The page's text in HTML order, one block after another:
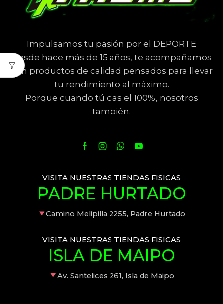
Impulsamos tu pasión por el DEPORTE
Desde hace más de 15 años, te acompañamos
con productos de calidad pensados para llevar
tu rendimiento al máximo.
Porque cuando tú das el 100%, nosotros
también.
VISITA NUESTRAS TIENDAS FISICAS
PADRE HURTADO
Camino Melipilla 2255, Padre Hurtado
VISITA NUESTRAS TIENDAS FISICAS
ISLA DE MAIPO
Av. Santelices 261, Isla de Maipo